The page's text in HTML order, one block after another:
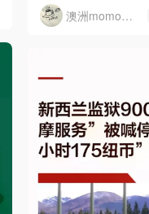
澳洲momo爱吃